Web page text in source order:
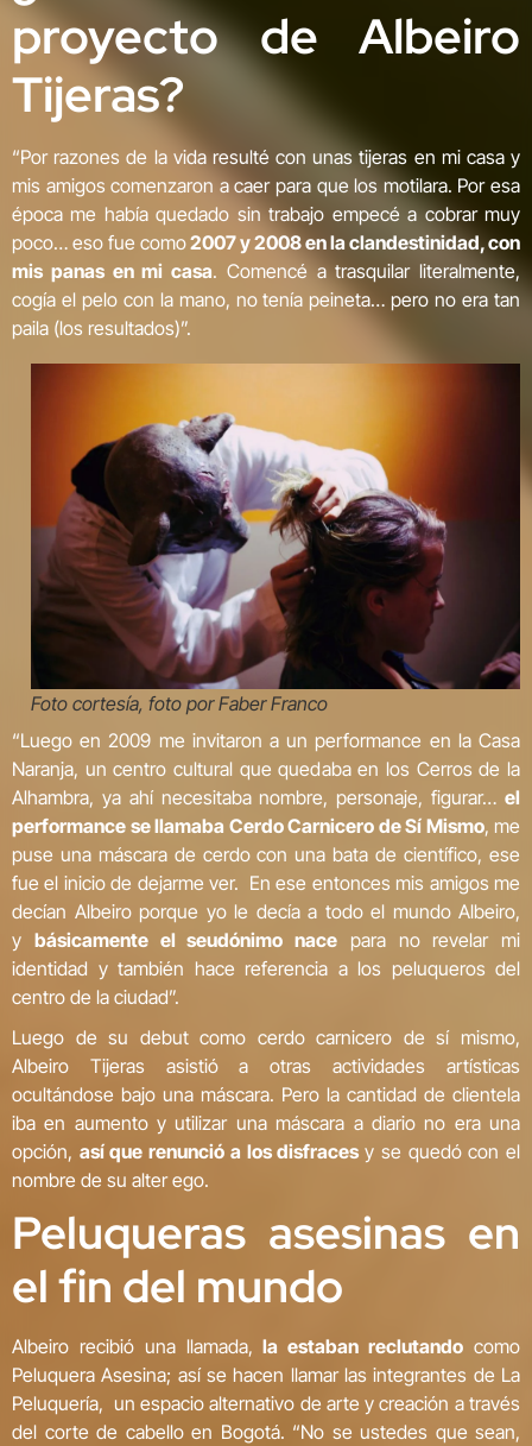
proyecto de Albeiro
Tijeras?
“Por razones de la vida resulté con unas tijeras en mi casa y
mis amigos comenzaron a caer para que los motilara. Por esa
época me había quedado sin trabajo empecé a cobrar muy
poco… eso fue como2007 y 2008 en la clandestinidad, con
mis panas en mi casa. Comencé a trasquilar literalmente,
cogía el pelo con la mano, no tenía peineta… pero no era tan
paila (los resultados)”.
Foto cortesía, foto por Faber Franco
“Luego en 2009 me invitaron a un performance en la Casa
Naranja, un centro cultural que quedaba en los Cerros de la
Alhambra, ya ahí necesitaba nombre, personaje, figurar… el
performance se llamaba Cerdo Carnicero de Sí Mismo, me
puse una máscara de cerdo con una bata de científico, ese
fue el inicio de dejarme ver. En ese entonces mis amigos me
decían Albeiro porque yo le decía a todo el mundo Albeiro,
y básicamente el seudónimo nace para no revelar mi
identidad y también hace referencia a los peluqueros del
centro de la ciudad”.
Luego de su debut como cerdo carnicero de sí mismo,
Albeiro Tijeras asistió a otras actividades artísticas
ocultándose bajo una máscara. Pero la cantidad de clientela
iba en aumento y utilizar una máscara a diario no era una
opción, así que renunció a los disfracesy se quedó con el
nombre de su alter ego.
Peluqueras asesinas en
el fin del mundo
Albeiro recibió una llamada,la estaban reclutando como
Peluquera Asesina; así se hacen llamar las integrantes de La
Peluquería, un espacio alternativo de arte y creación a través
del corte de cabello en Bogotá. “No se ustedes que sean,